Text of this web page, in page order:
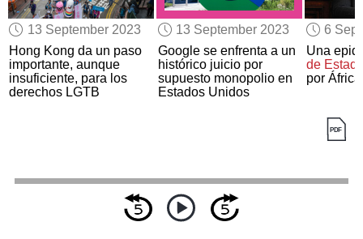
13 September 2023
Hong Kong da un paso
importante, aunque
insuficiente, para los
derechos LGTB
13 September 2023
Google se enfrenta a un
histórico juicio por
supuesto monopolio en
Estados Unidos
6
Una
de
por África